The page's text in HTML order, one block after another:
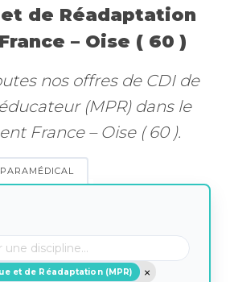
de Réadaptation
– Oise ( 60 )
nos offres de CDI de
(MPR) dans le
France – Oise ( 60 ).
PARAMÉDICAL
et de Réadaptation (MPR)